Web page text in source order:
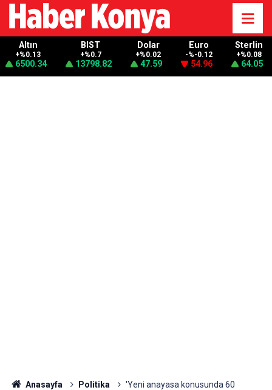
Altın
+%0.13
6500.34
BIST
+%0.7
13798.82
Dolar
+%0.02
47.59
Euro
-%-0.12
54.96
Sterlin
+%0.08
64.05
Anasayfa Politika
'Yeni anayasa konusunda 60